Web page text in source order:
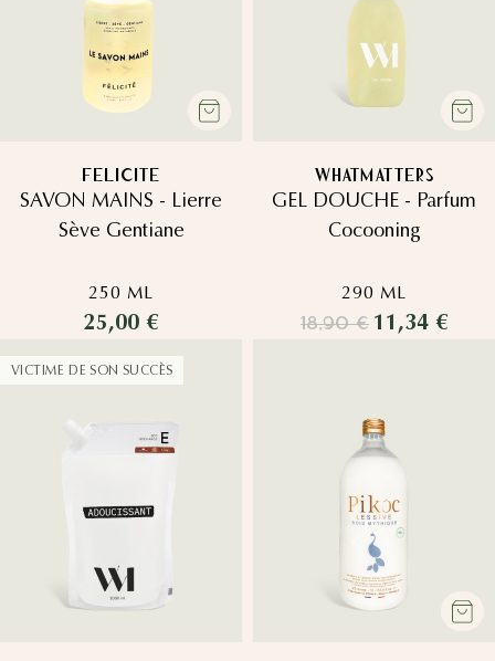
FELICITE
SAVON MAINS - Lierre
Sève Gentiane
250 ML
25,00 €
WHATMATTERS
GEL DOUCHE - Parfum
Cocooning
290 ML
18,90 € 11,34 €
VICTIME DE SON SUCCÈS